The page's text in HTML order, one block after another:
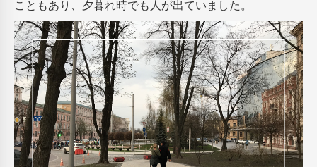
こともあり、夕暮れ時でも人が出ていました。